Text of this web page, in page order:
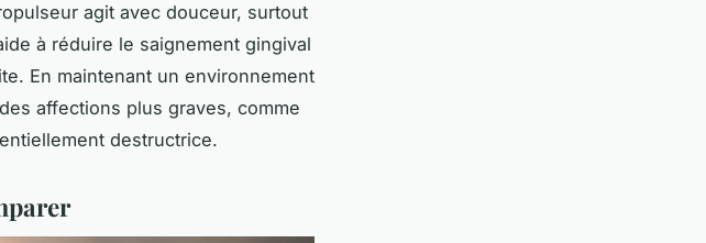
agit avec douceur, surtout
à réduire le saignement gingival
En maintenant un environnement
affections plus graves, comme
destructrice.